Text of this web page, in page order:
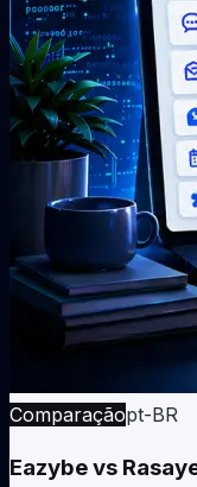
Comparaçãopt-BR
Eazybe vs